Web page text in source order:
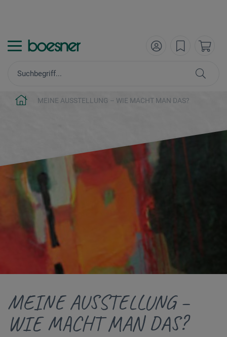
MEINE AUSSTELLUNG – WIE MACHT MAN DAS?
MEINE AUSSTELLUNG –
WIE MACHT MAN DAS?